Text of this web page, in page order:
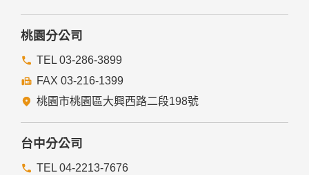
桃園分公司
TEL 03-286-3899
FAX 03-216-1399
桃園市桃園區大興西路二段198號
台中分公司
TEL 04-2213-7676